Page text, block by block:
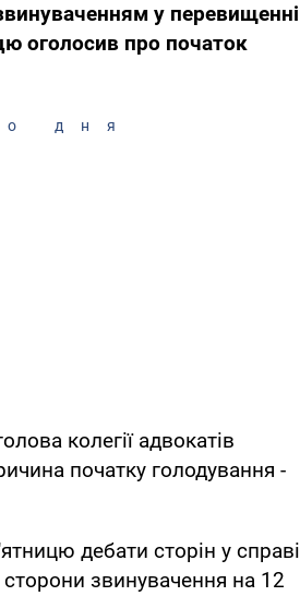
у перевищенні
оголосив про початок
дня
колегії адвокатів
початку голодування -
дебати сторін у справі
звинувачення на 12